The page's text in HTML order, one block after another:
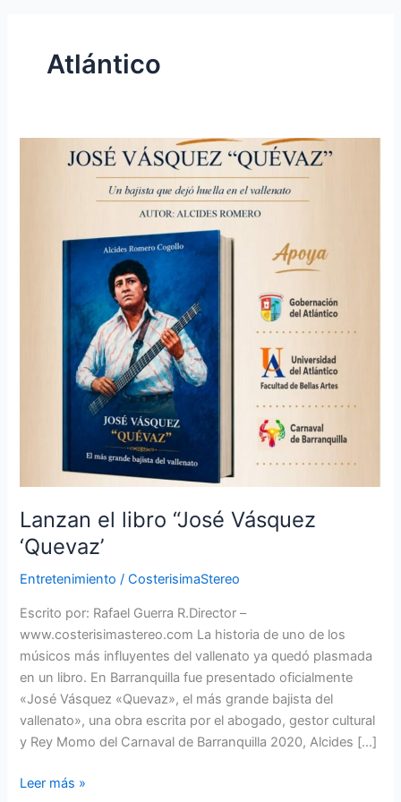
Atlántico
Lanzan el libro “José Vásquez
‘Quevaz’
Entretenimiento /CosterisimaStereo
Escrito por: Rafael Guerra R.Director –
www.costerisimastereo.com La historia de uno de los
músicos más influyentes del vallenato ya quedó plasmada
en un libro. En Barranquilla fue presentado oficialmente
«José Vásquez «Quevaz», el más grande bajista del
vallenato», una obra escrita por el abogado, gestor cultural
y Rey Momo del Carnaval de Barranquilla 2020, Alcides […]
Leer más »